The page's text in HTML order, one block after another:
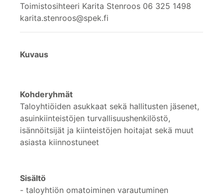
Toimistosihteeri Karita Stenroos 06 325 1498
karita.stenroos@spek.fi
Kuvaus
Kohderyhmät
Taloyhtiöiden asukkaat sekä hallitusten jäsenet,
asuinkiinteistöjen turvallisuushenkilöstö,
isännöitsijät ja kiinteistöjen hoitajat sekä muut
asiasta kiinnostuneet
Sisältö
- taloyhtiön omatoiminen varautuminen